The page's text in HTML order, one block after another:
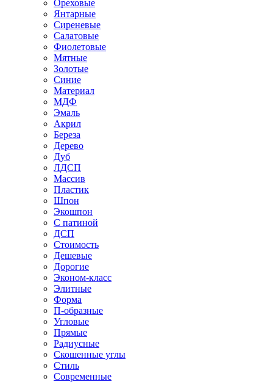
Ореховые
Янтарные
Сиреневые
Салатовые
Фиолетовые
Мятные
Золотые
Синие
Материал
МДФ
Эмаль
Акрил
Береза
Дерево
Дуб
ЛДСП
Массив
Пластик
Шпон
Экошпон
С патиной
ДСП
Стоимость
Дешевые
Дорогие
Эконом-класс
Элитные
Форма
П-образные
Угловые
Прямые
Радиусные
Скошенные углы
Стиль
Современные